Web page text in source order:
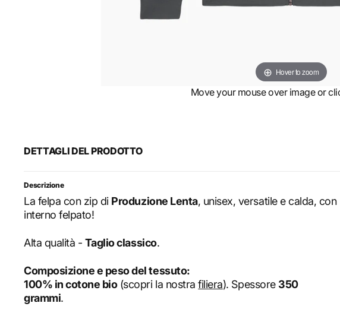
Hover to zoom
Move your mouse over image or
DETTAGLI DEL PRODOTTO
Descrizione
La felpa con zip di Produzione Lenta, unisex, versatile e calda, con
interno felpato!
Alta qualità - Taglio classico.
Composizione e peso del tessuto:
100% in cotone bio(scopri la nostrafiliera). Spessore350
grammi.